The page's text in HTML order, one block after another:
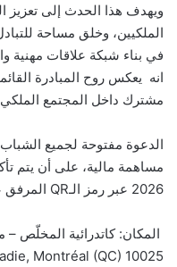
ويهدف هذا الحدث إلى تعزيز
الملكيين، وخلق مساحة
في بناء شبكة علاقات مهنية
انه يعكس روح المبادرة
مشترك داخل المجتمع
الدعوة مفتوحة لجميع
2026 عبر رمز الـQR المرفق على الإعلان.
المكان: كاتدرائية المخلّص –
10025 Boulevard de l’Acadie, Montréal (QC)